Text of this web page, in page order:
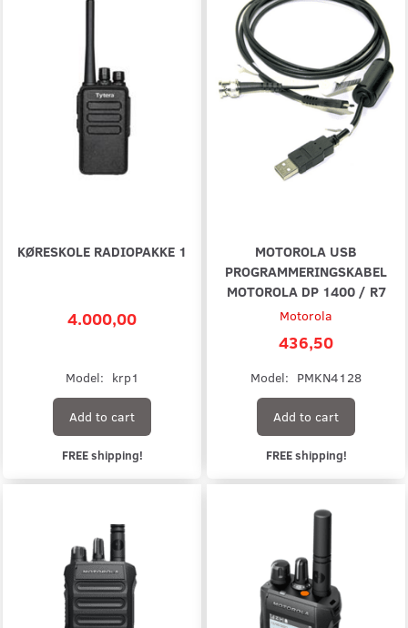
KØRESKOLE RADIOPAKKE 1
4.000,00
Model: krp1
Add to cart
FREE shipping!
MOTOROLA USB
PROGRAMMERINGSKABEL
MOTOROLA DP 1400 / R7
Motorola
436,50
Model: PMKN4128
Add to cart
FREE shipping!